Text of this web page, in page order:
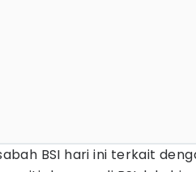
BSI hari ini terkait